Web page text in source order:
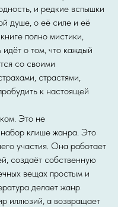
и редкие вспышки
душе, о её силе и её
полно мистики,
о том, что каждый
со своими
страстями,
к настоящей
Это не
клише жанра. Это
участия. Она работает
создаёт собственную
вещах простым и
делает жанр
иллюзий, а возвращает